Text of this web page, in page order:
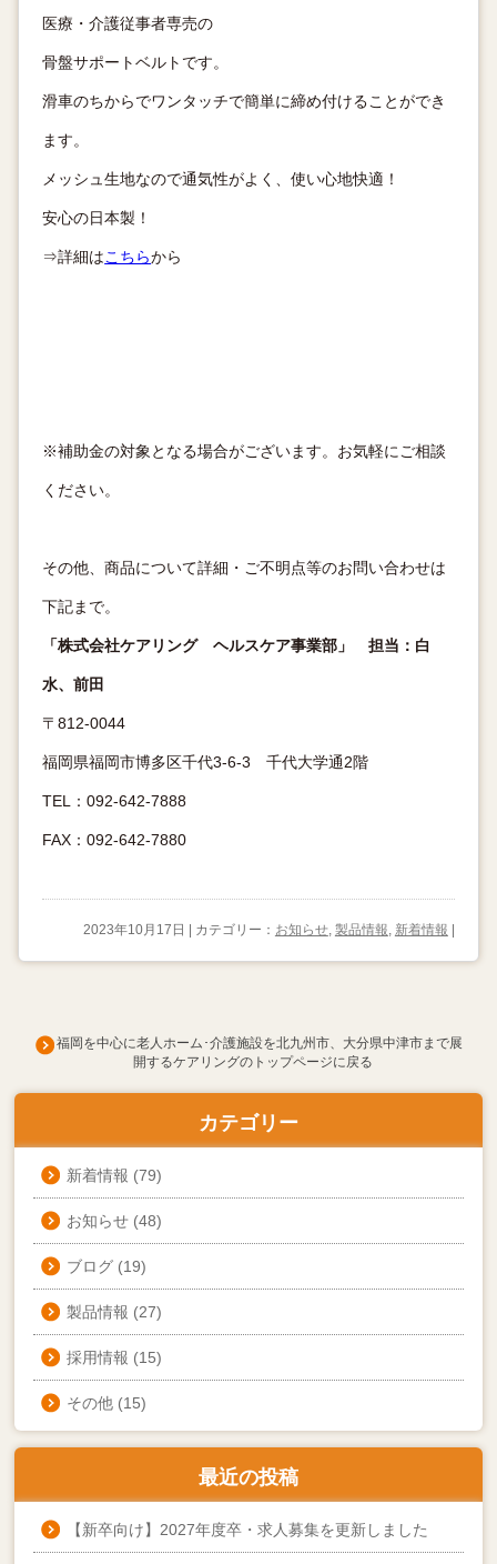
医療・介護従事者専売の
骨盤サポートベルトです。
滑車のちからでワンタッチで簡単に締め付けることができ
ます。
メッシュ生地なので通気性がよく、使い心地快適！
安心の日本製！
⇒詳細はこちらから
※補助金の対象となる場合がございます。お気軽にご相談
ください。
その他、商品について詳細・ご不明点等のお問い合わせは
下記まで。
「株式会社ケアリング ヘルスケア事業部」 担当：白
水、前田
〒812-0044
福岡県福岡市博多区千代3-6-3 千代大学通2階
TEL：092-642-7888
FAX：092-642-7880
2023年10月17日 | カテゴリー： お知らせ, 製品情報, 新着情報
福岡を中心に老人ホーム･介護施設を北九州市、大分県中津市まで展
開するケアリングのトップページに戻る
カテゴリー
新着情報 (79)
お知らせ(48)
ブログ(19)
製品情報 (27)
採用情報 (15)
その他(15)
最近の投稿
【新卒向け】2027年度卒・求人募集を更新しました